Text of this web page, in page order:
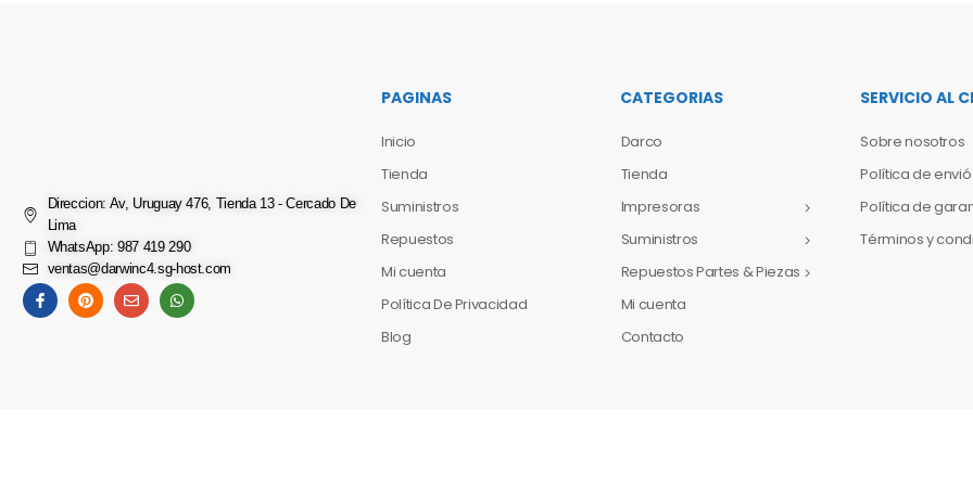
Direccion: Av, Uruguay 476, Tienda 13 - Cercado De
Lima
WhatsApp: 987 419 290
ventas@darwinc4.sg-host.com
PAGINAS
Inicio
Tienda
Suministros
Repuestos
Mi cuenta
Política De Privacidad
Blog
CATEGORIAS
Darco
Tienda
Impresoras
Suministros
Repuestos Partes & Piezas
Mi cuenta
Contacto
SERVICIO AL
Sobre nosotros
Política de envió
Política de
Términos y